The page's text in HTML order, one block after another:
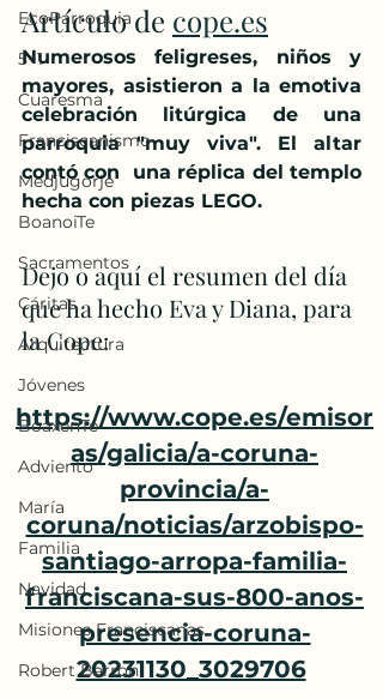
EcoParroquia
5+1
Cuaresma
Franciscanismo
Medjugorje
BoanoiTe
Sacramentos
Cáritas
Arquitectura
Jóvenes
BoaxenTe
Adviento
María
Familia
Navidad
Misiones Franciscanas
Robert Barron
Artículo de cope.es
Numerosos feligreses, niños y
mayores, asistieron a la emotiva
celebración litúrgica de una
parroquia "muy viva". El altar
contó con  una réplica del templo
hecha con piezas LEGO.
Dejo o aquí el resumen del día
que ha hecho Eva y Diana, para
la Cope:
https://www.cope.es/emisor
as/galicia/a-coruna-
provincia/a-
coruna/noticias/arzobispo-
santiago-arropa-familia-
franciscana-sus-800-anos-
presencia-coruna-
20231130_3029706